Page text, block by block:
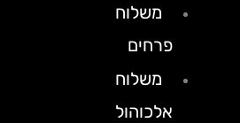
משלוח
פרחים
משלוח
אלכוהול